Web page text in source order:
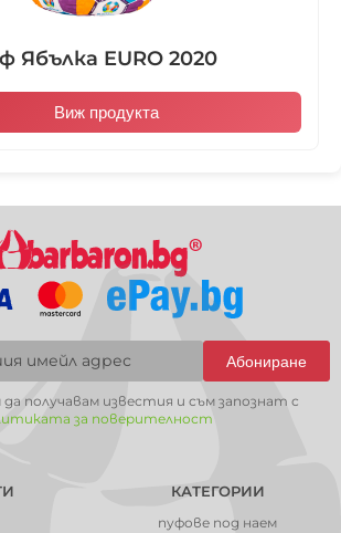
Ябълка EURO 2020
Виж продукта
Абониране
да получавам известия и съм запознат с
за поверителност
КАТЕГОРИИ
пуфове под наем